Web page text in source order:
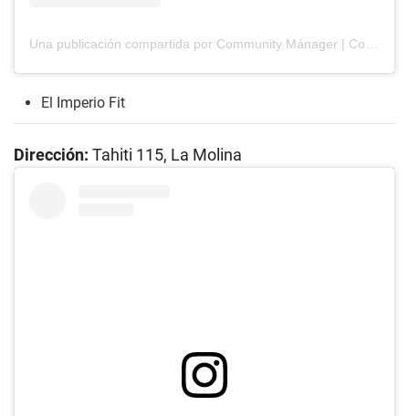
El Imperio Fit
Dirección: Tahiti 115, La Molina